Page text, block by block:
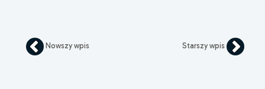
Nowszy wpis Starszy wpis